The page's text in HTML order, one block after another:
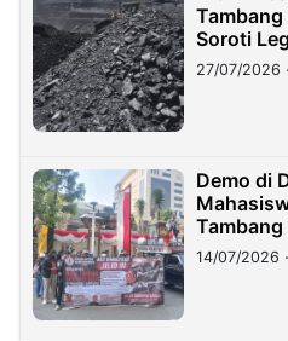
Tambang
Soroti
Stockpile
27/07/2026
Demo di
Tambang
Lampung
14/07/2026